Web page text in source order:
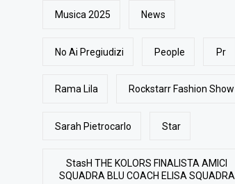
Musica 2025 News
No Ai Pregiudizi People Pr
Rama Lila Rockstarr Fashion Show
Sarah Pietrocarlo Star
StasH THE KOLORS FINALISTA AMICI
SQUADRA BLU COACH ELISA SQUADRA